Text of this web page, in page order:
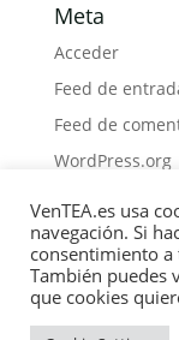
Meta
Acceder
Feed de
Feed de
WordPress.org
Política de
Medios
VenTEA.es usa
navegación. Si
consentimiento a
También puedes
que cookies